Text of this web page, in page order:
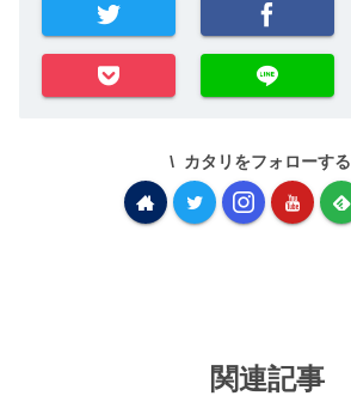
カタリをフォローする
関連記事